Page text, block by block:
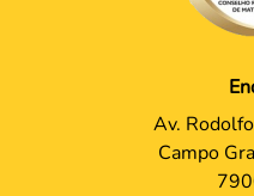
Av.
Campo